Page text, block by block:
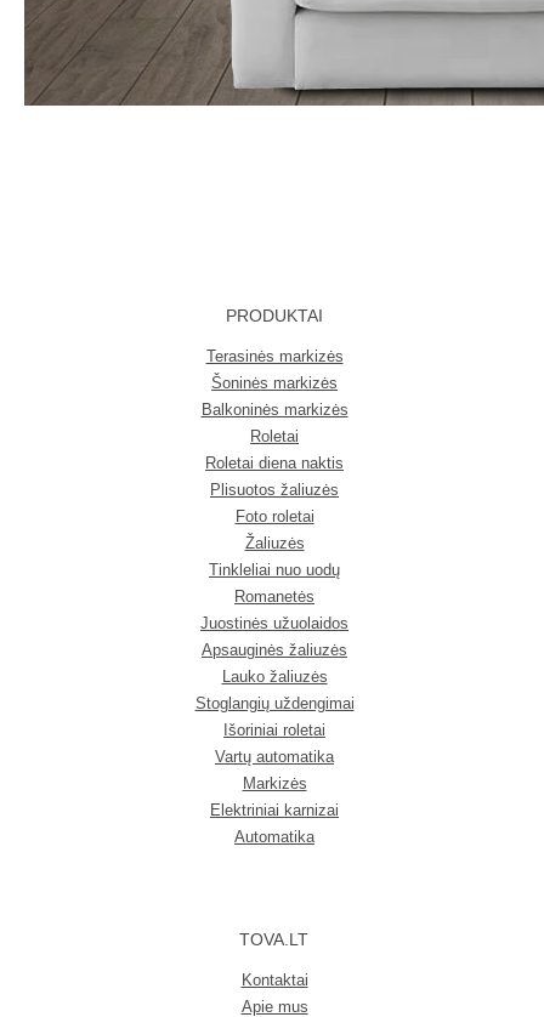
PRODUKTAI
Terasinės markizės
Šoninės markizės
Balkoninės markizės
Roletai
Roletai diena naktis
Plisuotos žaliuzės
Foto roletai
Žaliuzės
Tinkleliai nuo uodų
Romanetės
Juostinės užuolaidos
Apsauginės žaliuzės
Lauko žaliuzės
Stoglangių uždengimai
Išoriniai roletai
Vartų automatika
Markizės
Elektriniai karnizai
Automatika
TOVA.LT
Kontaktai
Apie mus